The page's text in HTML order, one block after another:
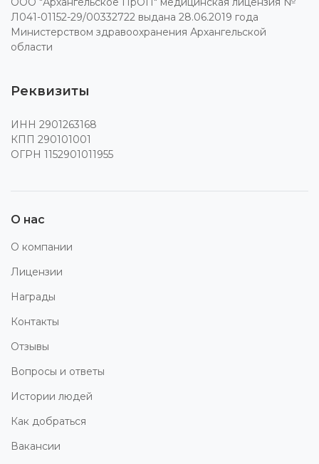
Л041-01152-29/00332722 выдана 28.06.2019 года
Министерством здравоохранения Архангельской
области
Реквизиты
ИНН 2901263168
КПП 290101001
ОГРН 1152901011955
О нас
О компании
Лицензии
Награды
Контакты
Отзывы
Вопросы и ответы
Истории людей
Как добраться
Вакансии